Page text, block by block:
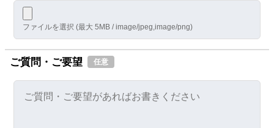
ファイルを選択 (最大 5MB / image/jpeg,image/png)
ご質問・ご要望 任意